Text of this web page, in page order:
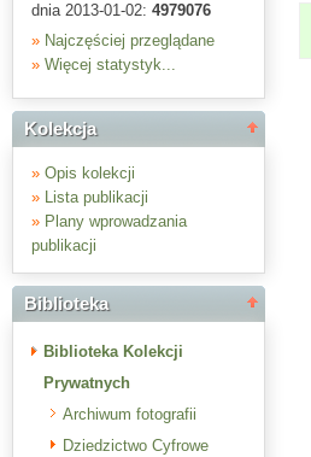
dnia 2013-01-02: 4979076
» Najczęściej przeglądane
» Więcej statystyk...
Kolekcja
» Opis kolekcji
» Lista publikacji
» Plany wprowadzania
publikacji
Biblioteka
Biblioteka Kolekcji
Prywatnych
Archiwum fotografii
Dziedzictwo Cyfrowe